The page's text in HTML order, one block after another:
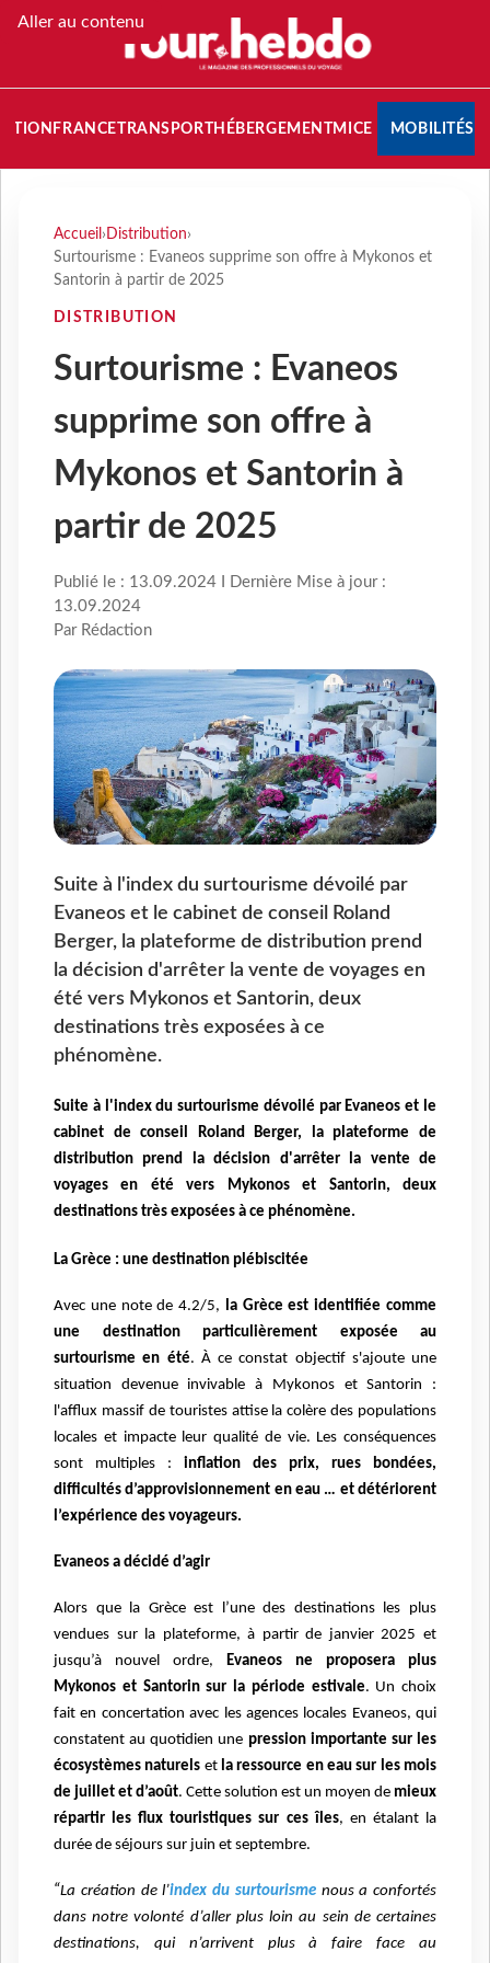
Aller au contenu
FRANCETRANSPORT HÉBERGEMENTMICE MOBILITÉS
Accueil › Distribution›
Surtourisme : Evaneos supprime son offre à Mykonos et
Santorin à partir de 2025
DISTRIBUTION
Surtourisme : Evaneos
supprime son offre à
Mykonos et Santorin à
partir de 2025
Publié le : 13.09.2024 I Dernière Mise à jour :
13.09.2024
Par Rédaction
Suite à l'index du surtourisme dévoilé par
Evaneos et le cabinet de conseil Roland
Berger, la plateforme de distribution prend
la décision d'arrêter la vente de voyages en
été vers Mykonos et Santorin, deux
destinations très exposées à ce
phénomène.
Suite à l'index du surtourisme dévoilé par Evaneos et le
cabinet de conseil Roland Berger, la plateforme de
distribution prend la décision d'arrêter la vente de
voyages en été vers Mykonos et Santorin, deux
destinations très exposées à ce phénomène.
La Grèce : une destination plébiscitée
Avec une note de 4.2/5, la Grèce est identifiée comme
une destination particulièrement exposée au
surtourisme en été. À ce constat objectif s'ajoute une
situation devenue invivable à Mykonos et Santorin :
l'afflux massif de touristes attise la colère des populations
locales et impacte leur qualité de vie. Les conséquences
sont multiples : inflation des prix, rues bondées,
difficultés d’approvisionnement en eau … et détériorent
l’expérience des voyageurs.
Evaneos a décidé d’agir
Alors que la Grèce est l’une des destinations les plus
vendues sur la plateforme, à partir de janvier 2025 et
jusqu’à nouvel ordre, Evaneos ne proposera plus
Mykonos et Santorin sur la période estivale. Un choix
fait en concertation avec les agences locales Evaneos, qui
constatent au quotidien une pression importante sur les
écosystèmes naturels et la ressource en eau sur les mois
de juillet et d’août. Cette solution est un moyen de mieux
répartir les flux touristiques sur ces îles, en étalant la
durée de séjours sur juin et septembre.
“La création de l’index du surtourismenous a confortés
dans notre volonté d’aller plus loin au sein de certaines
destinations, qui n’arrivent plus à faire face au